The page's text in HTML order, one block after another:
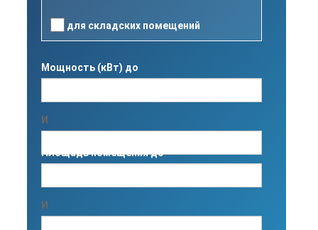
для складских помещений
Мощность (кВт) до
И
Площадь помещения до
И